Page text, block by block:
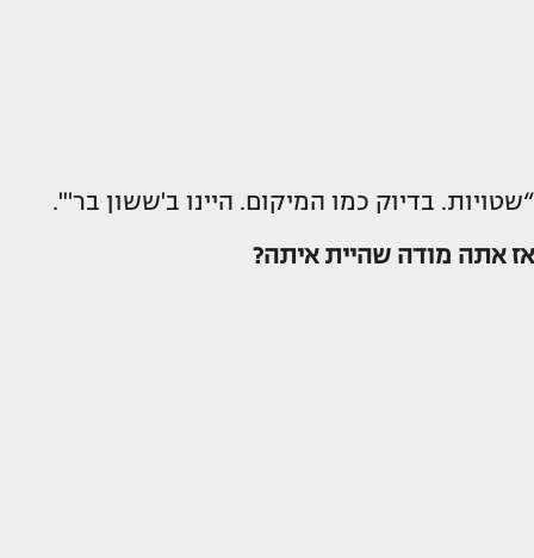
“שטויות. בדיוק כמו המיקום. היינו ב'ששון בר'".
אז אתה מודה שהיית איתה?